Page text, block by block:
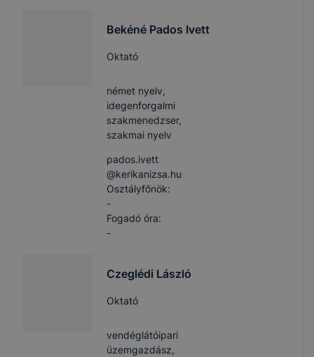
Bekéné Pados Ivett
Oktató
német nyelv,
idegenforgalmi
szakmenedzser,
szakmai nyelv
pados.ivett​
@kerikanizsa.hu
Osztályfőnök:
-
Fogadó óra:
-
Czeglédi László
Oktató
vendéglátóipari
üzemgazdász,